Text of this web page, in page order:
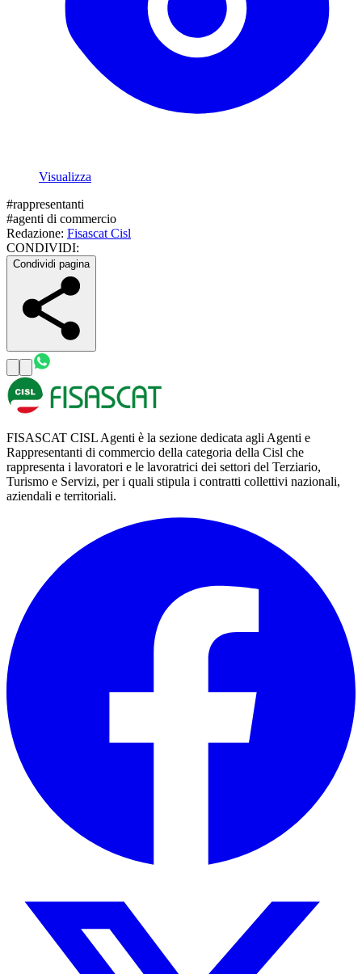
Visualizza
#rappresentanti
#agenti di commercio
Redazione: Fisascat Cisl
CONDIVIDI:
Condividi pagina
FISASCAT CISL Agenti è la sezione dedicata agli Agenti e
Rappresentanti di commercio della categoria della Cisl che
rappresenta i lavoratori e le lavoratrici dei settori del Terziario,
Turismo e Servizi, per i quali stipula i contratti collettivi nazionali,
aziendali e territoriali.